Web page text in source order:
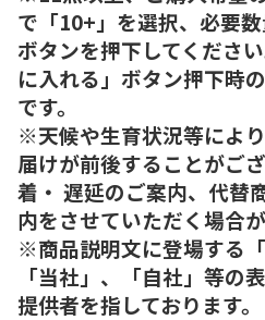
で「10+」を選択、必要数
ボタンを押下してくださ
に入れる」ボタン押下時
です。
※天候や生育状況等によ
届けが前後することがご
着・ 遅延のご案内、代替
内をさせていただく場合が
※商品説明文に登場する「
「当社」、「自社」等の
提供者を指しております。